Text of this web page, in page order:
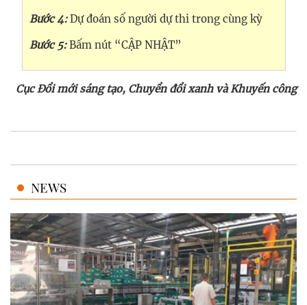
Bước 4:Dự đoán số người dự thi trong cùng kỳ
Bước 5:Bấm nút “CẬP NHẬT”
Cục Đổi mới sáng tạo, Chuyển đổi xanh và Khuyến công
NEWS